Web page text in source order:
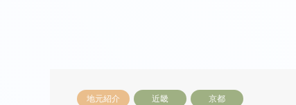
地元紹介 近畿 京都